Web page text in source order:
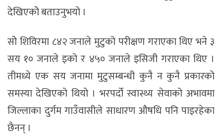
देखिएकोे बताउनुभयो ।
सोे शिविरमा ८४२ जनाले मुटुको परीक्षण गराएका थिए भने ३
सय १० जनाले इको र ४५० जनाले इसिजी गराएका थिए ।
तीमध्ये एक सय जनामा मुटुसम्बन्धी कुनै न कुनै प्रकारको
समस्या देखिएको थियो । भरपर्दो स्वास्थ्य सेवाको अभावमा
जिल्लाका दुर्गम गाउँवासीले साधारण औषधि पनि पाइरहेका
छैनन् ।